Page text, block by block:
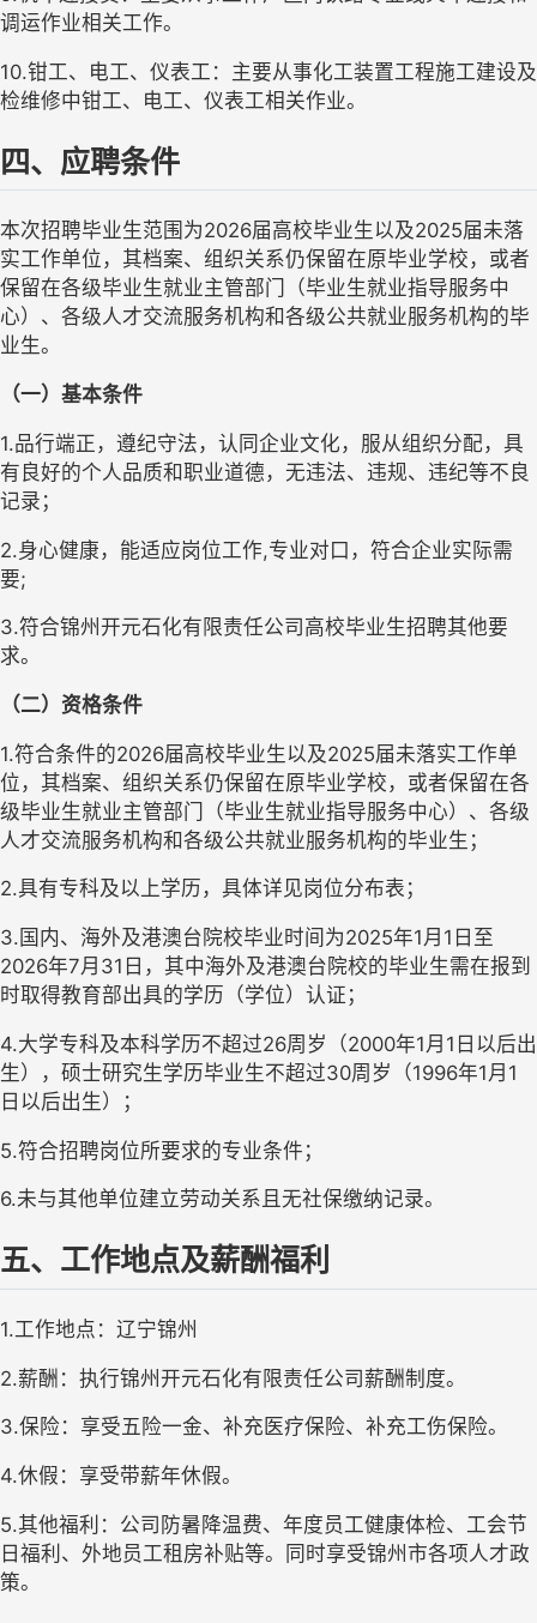
调运作业相关工作。
10.钳工、电工、仪表工：主要从事化工装置工程施工建设及
检维修中钳工、电工、仪表工相关作业。
四、应聘条件
本次招聘毕业生范围为2026届高校毕业生以及2025届未落
实工作单位，其档案、组织关系仍保留在原毕业学校，或者
保留在各级毕业生就业主管部门（毕业生就业指导服务中
心）、各级人才交流服务机构和各级公共就业服务机构的毕
业生。
（一）基本条件
1.品行端正，遵纪守法，认同企业文化，服从组织分配，具
有良好的个人品质和职业道德，无违法、违规、违纪等不良
记录；
2.身心健康，能适应岗位工作,专业对口，符合企业实际需
要;
3.符合锦州开元石化有限责任公司高校毕业生招聘其他要
求。
（二）资格条件
1.符合条件的2026届高校毕业生以及2025届未落实工作单
位，其档案、组织关系仍保留在原毕业学校，或者保留在各
级毕业生就业主管部门（毕业生就业指导服务中心）、各级
人才交流服务机构和各级公共就业服务机构的毕业生；
2.具有专科及以上学历 ， 具体详见岗位分布表 ；
3.国内、海外及港澳台院校毕业时间为2025年1月1日至
2026年7月31日，其中海外及港澳台院校的毕业生需在报到
时取得教育部出具的学历（学位）认证；
4.大学专科及本科学历不超过26周岁（2000年1月1日以后出
生），硕士研究生学历毕业生不超过30周岁（1996年1月1
日以后出生）；
5.符合招聘岗位所要求的专业条件；
6.未与其他单位建立劳动关系且无社保缴纳记录。
五、工作地点及薪酬福利
1.工作地点：辽宁锦州
2.薪酬：执行锦州开元石化有限责任公司薪酬制度。
3.保险：享受五险一金、补充医疗保险、补充工伤保险。
4.休假：享受带薪年休假。
5.其他福利：公司防暑降温费、年度员工健康体检、工会节
日福利、外地员工租房补贴等。同时享受锦州市各项人才政
策。